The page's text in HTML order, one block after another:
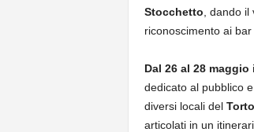
Stocchetto , dando
riconoscimento ai
Dal 26 al 28 maggio
dedicato al pubblico
diversi locali del
articolati in un